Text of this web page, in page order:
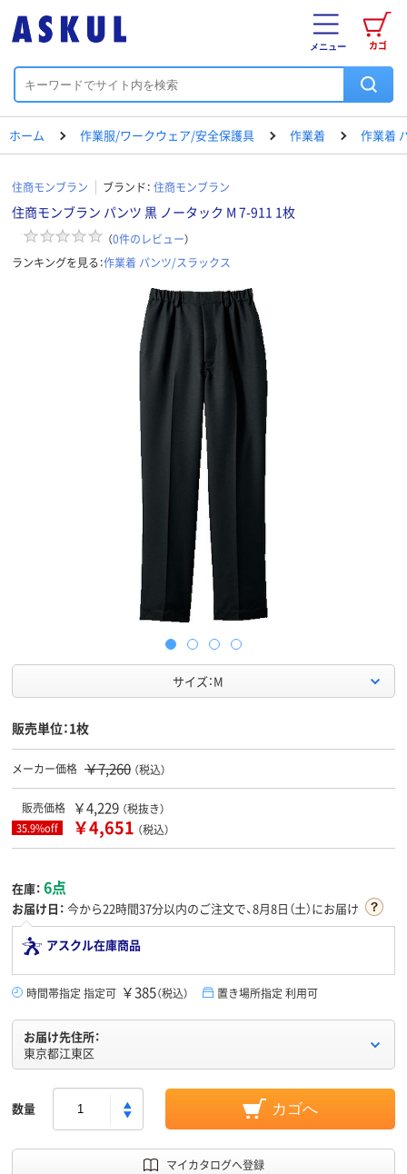
カゴ
メニュー
ホーム 作業服/ワークウェア/安全保護具 作業着 作業着
住商モンブラン ブランド： 住商モンブラン
住商モンブラン パンツ 黒 ノータック M 7-911 1枚
（0件のレビュー）
ランキングを見る：作業着 パンツ/スラックス
サイズ：M
販売単位：1枚
メーカー価格 ￥7,260 （税込）
販売価格 ￥4,229 （税抜き）
35.9%off ￥4,651 （税込）
在庫： 6点
お届け日： 今から22時間37分以内のご注文で、8月8日（土）にお届け
アスクル在庫商品
時間帯指定 指定可 ￥385（税込） 置き場所指定 利用可
お届け先住所：
東京都江東区
数量 カゴへ
マイカタログへ登録